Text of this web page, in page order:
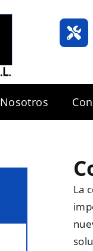
Nosotros
La